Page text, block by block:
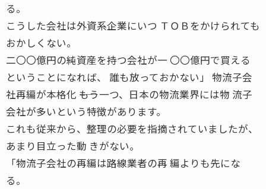
る。
こうした会社は外資系企業にいつ ＴＯＢをかけられても
おかしくない。
二〇〇億円の純資産を持つ会社が一 〇〇億円で買える
ということになれば、 誰も放っておかない」 物流子会
社再編が本格化 ――もう一つ、日本の物流業界には物 流子
会社が多いという特徴があります。
これも従来から、整理の必要を指摘されていましたが、
あまり目立った動 きがない。
「物流子会社の再編は路線業者の再 編よりも先にな
る。